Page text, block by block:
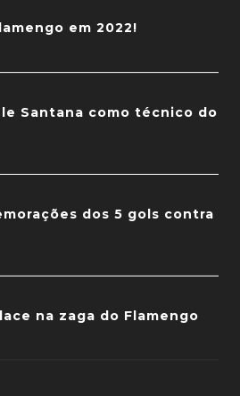
em 2022!
Santana como técnico do
dos 5 gols contra
na zaga do Flamengo